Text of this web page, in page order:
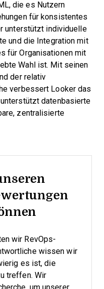
die es Nutzern
für konsistentes
unterstützt individuelle
und die Integration mit
für Organisationen mit
Wahl ist. Mit seinen
der relativ
verbessert Looker das
datenbasierte
zentralisierte
wir RevOps-
wissen wir
es ist, die
treffen. Wir
um unserer